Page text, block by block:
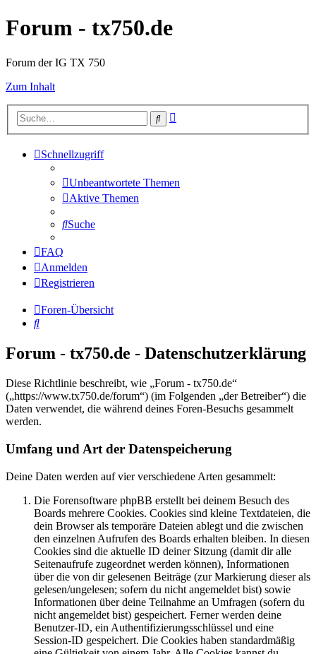
Forum - tx750.de
Forum der IG TX 750
Zum Inhalt
Suche
Schnellzugriff
Unbeantwortete Themen
Aktive Themen
Suche
FAQ
Anmelden
Registrieren
Foren-Übersicht
Suche
Forum - tx750.de - Datenschutzerklärung
Diese Richtlinie beschreibt, wie „Forum - tx750.de“
(„https://www.tx750.de/forum“) (im Folgenden „der Betreiber“) die
Daten verwendet, die während deines Foren-Besuchs gesammelt
werden.
Umfang und Art der Datenspeicherung
Deine Daten werden auf vier verschiedene Arten gesammelt:
Die Forensoftware phpBB erstellt bei deinem Besuch des
Boards mehrere Cookies. Cookies sind kleine Textdateien, die
dein Browser als temporäre Dateien ablegt und die zwischen
den einzelnen Aufrufen des Boards erhalten bleiben. In diesen
Cookies sind die aktuelle ID deiner Sitzung (damit dir alle
Seitenaufrufe zugeordnet werden können), Informationen
über die von dir gelesenen Beiträge (zur Markierung dieser als
gelesen/ungelesen; sofern du nicht angemeldet bist) sowie
Informationen über deine Teilnahme an Umfragen (sofern du
nicht angemeldet bist) gespeichert. Ferner werden deine
Benutzer-ID, ein Authentifizierungsschlüssel und eine
Session-ID gespeichert. Die Cookies haben standardmäßig